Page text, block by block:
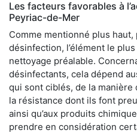
Les facteurs favorables à
Peyriac-de-Mer
Comme mentionné plus
désinfection, l’élément le
nettoyage préalable.
désinfectants, cela dépend
qui sont ciblés, de la
la résistance dont ils font
ainsi qu’aux produits
prendre en considération